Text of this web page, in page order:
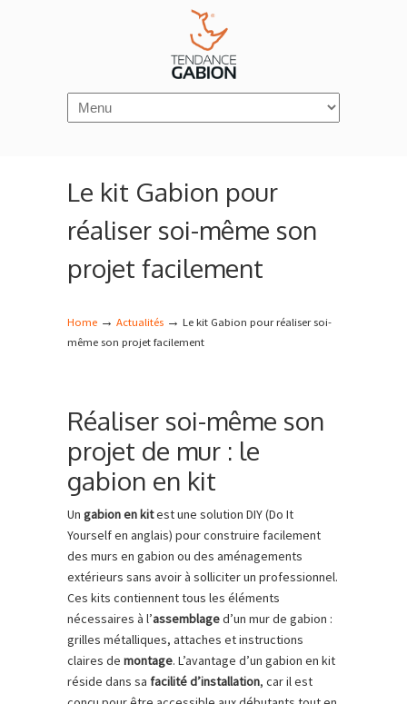
Navigation
Le kit Gabion pour
réaliser soi-même son
projet facilement
Home → Actualités → Le kit Gabion pour réaliser soi-
même son projet facilement
Réaliser soi-même son
projet de mur : le
gabion en kit
Un gabion en kitest une solution DIY (Do It
Yourself en anglais) pour construire facilement
des murs en gabion ou des aménagements
extérieurs sans avoir à solliciter un professionnel.
Ces kits contiennent tous les éléments
nécessaires à l’assemblaged’un mur de gabion :
grilles métalliques, attaches et instructions
claires de montage. L’avantage d’un gabion en kit
réside dans sa facilité d’installation, car il est